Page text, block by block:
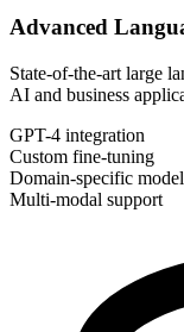
Advanced
State-of-the-art large
AI and business
GPT-4 integration
Custom fine-tuning
Domain-specific
Multi-modal support